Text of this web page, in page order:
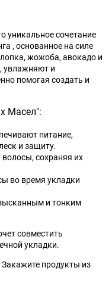
уникальное сочетание
, основанное на силе
жожоба, авокадо и
увлажняют и
помогая создать и
Масел":
питание,
и защиту.
сохраняя их
во время укладки
и тонким
совместить
укладки.
продукты из